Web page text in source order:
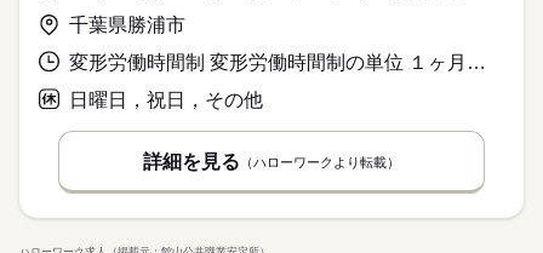
千葉県勝浦市
変形労働時間制 変形労働時間制の単位 １ヶ月単位 就業時間１ 8時00分〜17時00分
日曜日，祝日，その他
詳細を見る （ハローワークより転載）